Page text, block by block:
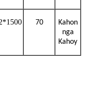
70
Kahon
nga
Kahoy